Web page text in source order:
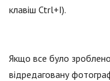
клавіш Ctrl+I).
Якщо все було зроблено
відредаговану